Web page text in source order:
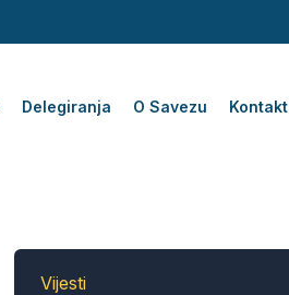
Delegiranja O Savezu Kontakt
Vijesti